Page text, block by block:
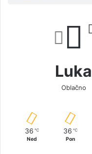
Luka
Oblačno
36 ℃
Ned
36 ℃
Pon